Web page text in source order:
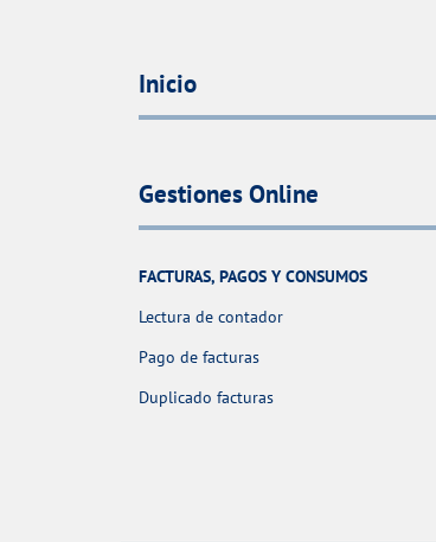
Inicio
Gestiones Online
FACTURAS, PAGOS Y CONSUMOS
Lectura de contador
Pago de facturas
Duplicado facturas